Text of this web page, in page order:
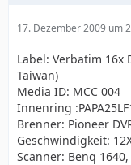
17. Dezember 2009 um
Label: Verbatim 16x
Taiwan)
Media ID: MCC 004
Innenring
Brenner: Pioneer
Geschwindigkeit:
Scanner: Benq 1640,